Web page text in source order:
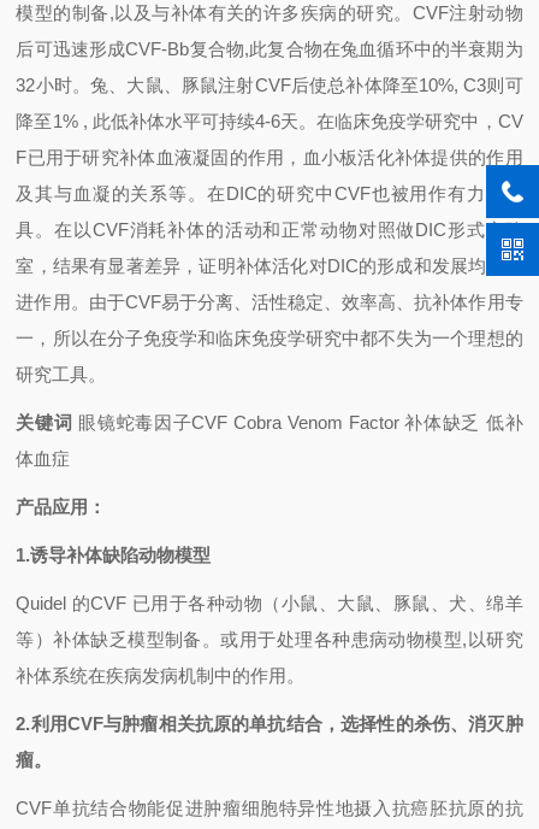
模型的制备,以及与补体有关的许多疾病的研究。CVF注射动物
后可迅速形成CVF-Bb复合物,此复合物在兔血循环中的半衰期为
32小时。兔、大鼠、豚鼠注射CVF后使总补体降至10%, C3则可
降至1% , 此低补体水平可持续4-6天。在临床免疫学研究中，CV
F已用于研究补体血液凝固的作用，血小板活化补体提供的作用
及其与血凝的关系等。在DIC的研究中CVF也被用作有力的工
具。在以CVF消耗补体的活动和正常动物对照做DIC形式实验
室，结果有显著差异，证明补体活化对DIC的形成和发展均有促
进作用。由于CVF易于分离、活性稳定、效率高、抗补体作用专
一，所以在分子免疫学和临床免疫学研究中都不失为一个理想的
研究工具。
关键词 眼镜蛇毒因子CVF Cobra Venom Factor 补体缺乏 低补
体血症
产品应用：
1.诱导补体缺陷动物模型
Quidel 的CVF 已用于各种动物（小鼠、大鼠、豚鼠、犬、绵羊
等）补体缺乏模型制备。或用于处理各种患病动物模型,以研究
补体系统在疾病发病机制中的作用。
2.利用CVF与肿瘤相关抗原的单抗结合，选择性的杀伤、消灭肿
瘤。
CVF单抗结合物能促进肿瘤细胞特异性地摄入抗癌胚抗原的抗